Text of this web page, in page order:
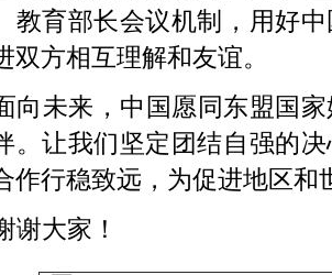
教育部长会议机制，用好
双方相互理解和友谊。
向未来，中国愿同东盟国
。让我们坚定团结自强的
作行稳致远，为促进地区
谢大家！